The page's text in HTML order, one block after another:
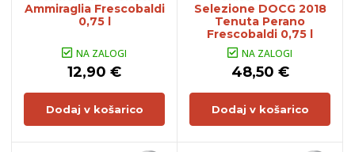
Ammiraglia Frescobaldi
0,75 l
NA ZALOGI
12,90 €
Dodaj v košarico
Selezione DOCG 2018
Tenuta Perano
Frescobaldi 0,75 l
NA ZALOGI
48,50 €
Dodaj v košarico